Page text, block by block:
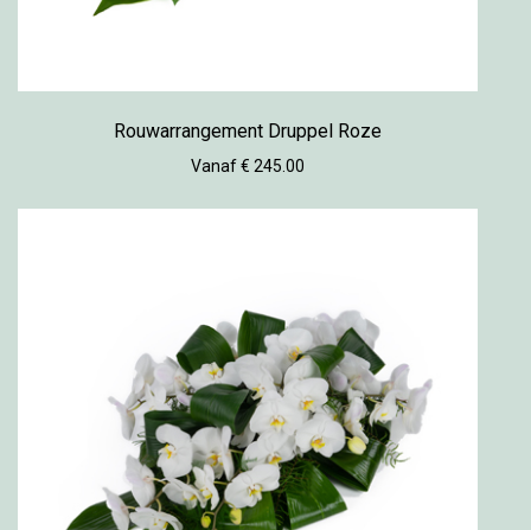
Rouwarrangement Druppel Roze
Vanaf € 245.00